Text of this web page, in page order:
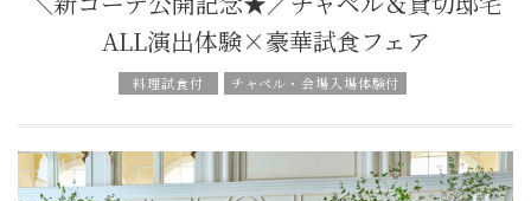
ALL演出体験×豪華試食フェア
料理試食付 チャペル・会場入場体験付